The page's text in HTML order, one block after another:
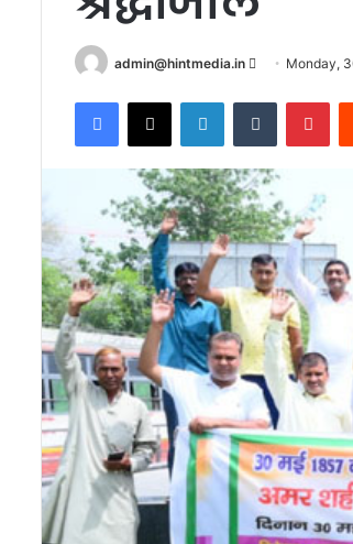
admin@hintmedia.in
Send
email
Monday,
Facebook
X LinkedInTumblr